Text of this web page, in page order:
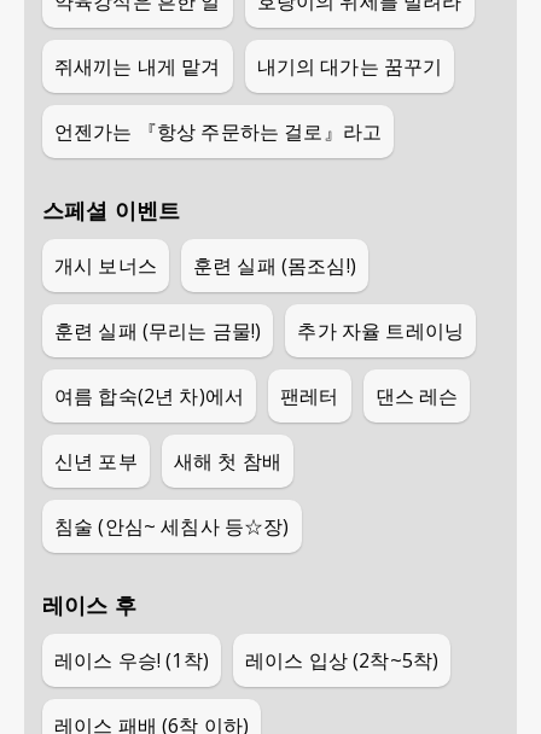
쥐새끼는 내게 맡겨 내기의 대가는 꿈꾸기
언젠가는 『항상 주문하는 걸로』라고
스페셜 이벤트
개시 보너스 훈련 실패 (몸조심!)
훈련 실패 (무리는 금물!) 추가 자율 트레이닝
여름 합숙(2년 차)에서 팬레터 댄스 레슨
신년 포부 새해 첫 참배
침술 (안심~ 세침사 등☆장)
레이스 후
레이스 우승! (1착) 레이스 입상 (2착~5착)
레이스 패배 (6착 이하)